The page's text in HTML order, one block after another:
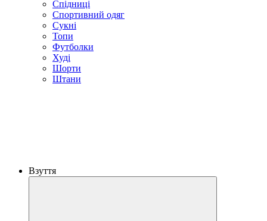
Спідниці
Спортивний одяг
Сукні
Топи
Футболки
Худі
Шорти
Штани
Взуття